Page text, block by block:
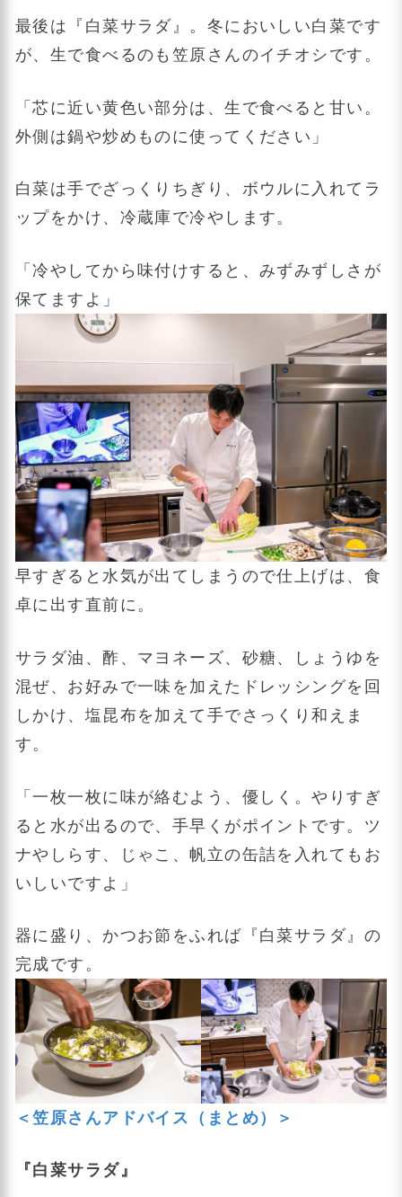
最後は『白菜サラダ』。冬においしい白菜です
が、生で食べるのも笠原さんのイチオシです。
「芯に近い黄色い部分は、生で食べると甘い。
外側は鍋や炒めものに使ってください」
白菜は手でざっくりちぎり、ボウルに入れてラ
ップをかけ、冷蔵庫で冷やします。
「冷やしてから味付けすると、みずみずしさが
保てますよ」
早すぎると水気が出てしまうので仕上げは、食
卓に出す直前に。
サラダ油、酢、マヨネーズ、砂糖、しょうゆを
混ぜ、お好みで一味を加えたドレッシングを回
しかけ、塩昆布を加えて手でさっくり和えま
す。
「一枚一枚に味が絡むよう、優しく。やりすぎ
ると水が出るので、手早くがポイントです。ツ
ナやしらす、じゃこ、帆立の缶詰を入れてもお
いしいですよ」
器に盛り、かつお節をふれば『白菜サラダ』の
完成です。
＜笠原さんアドバイス（まとめ）＞
『白菜サラダ』